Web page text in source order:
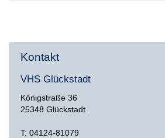
Kontakt
VHS Glückstadt
Königstraße 36
25348 Glückstadt
T: 04124-81079